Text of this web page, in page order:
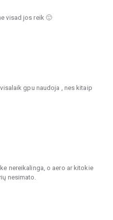
visad jos reik 🙂
gpu naudoja , nes kitaip
nereikalinga, o aero ar kitokie
nesimato.